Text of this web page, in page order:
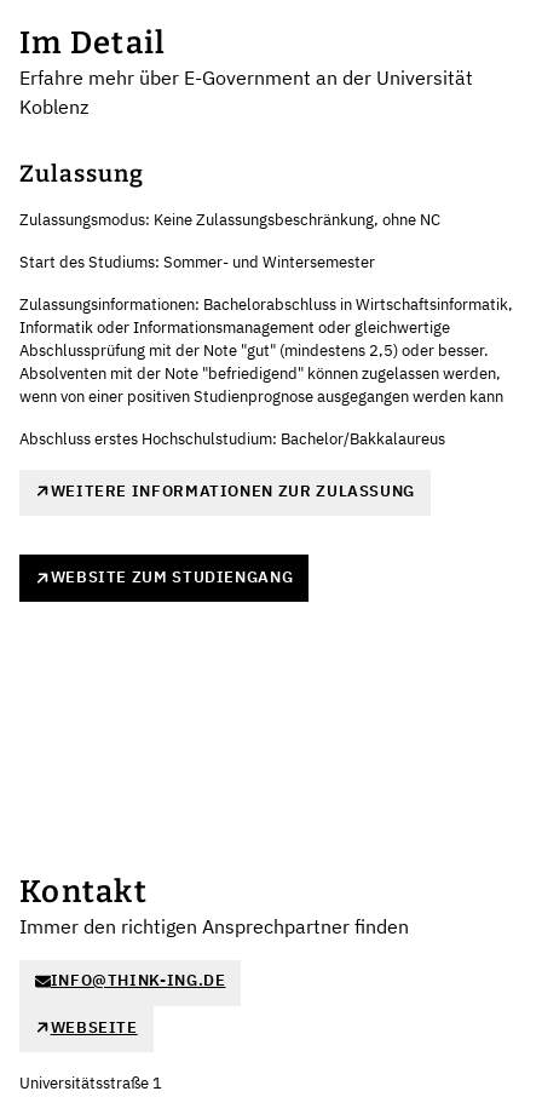
Im Detail
Erfahre mehr über E-Government an der Universität
Koblenz
Zulassung
Zulassungsmodus: Keine Zulassungsbeschränkung, ohne NC
Start des Studiums: Sommer- und Wintersemester
Zulassungsinformationen: Bachelorabschluss in Wirtschaftsinformatik,
Informatik oder Informationsmanagement oder gleichwertige
Abschlussprüfung mit der Note "gut" (mindestens 2,5) oder besser.
Absolventen mit der Note "befriedigend" können zugelassen werden,
wenn von einer positiven Studienprognose ausgegangen werden kann
Abschluss erstes Hochschulstudium: Bachelor/Bakkalaureus
WEITERE INFORMATIONEN ZUR ZULASSUNG
WEBSITE ZUM STUDIENGANG
Kontakt
Immer den richtigen Ansprechpartner finden
INFO@THINK-ING.DE
WEBSEITE
Universitätsstraße 1